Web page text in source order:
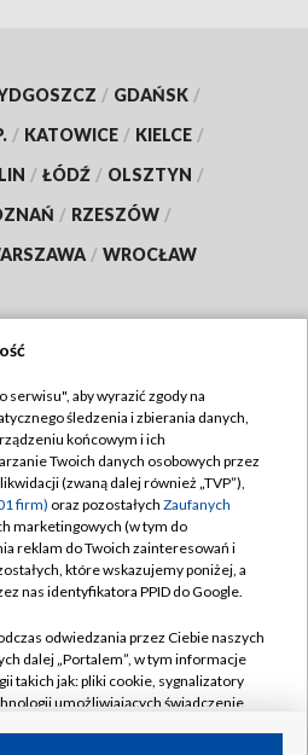
/ GDAŃSK /
/ KATOWICE / KIELCE /
/ ŁÓDŹ / OLSZTYN /
/ RZESZÓW /
/ WROCŁAW
TVP
TVP
prywatności
zgody
Pomoc
Kontakt
Kanały
serwisu", aby wyrazić zgody na
śledzenia i zbierania danych,
końcowym i ich
Twoich danych osobowych przez
(zwaną dalej również „TVP”),
firm) oraz pozostałych Zaufanych
marketingowych (w tym do
reklam do Twoich zainteresowań i
które wskazujemy poniżej, a
nas identyfikatora PPID do Google.
odwiedzania przez Ciebie naszych
dalej „Portalem”, w tym informacje
takich jak: pliki cookie, sygnalizatory
umożliwiających świadczenie